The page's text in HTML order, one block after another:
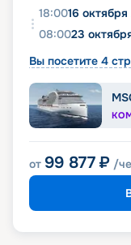
18:0016
08:0023
Вы посетите 4
от 99 877 ₽ /